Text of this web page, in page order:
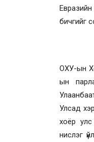
бичгийг
ОХУ-ын
ын
Улсад
хоёр
нислэг